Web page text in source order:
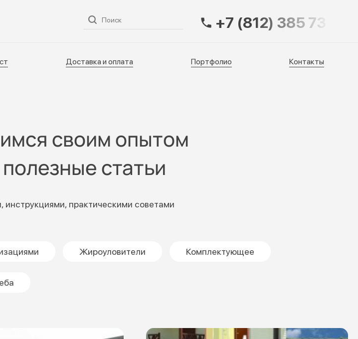
Доставка и оплата Контакты+7 (812) 385 73 83
Доставка и оплата Портфолио Контакты
своим опытом
статьи
практическими советами
Жироуловители Комплектующее